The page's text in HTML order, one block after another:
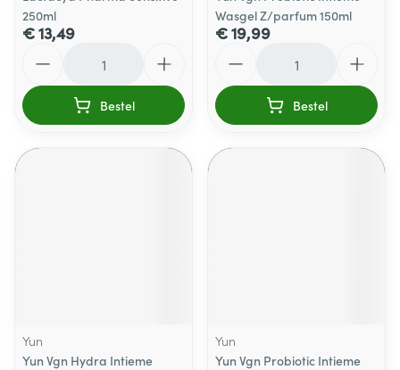
250ml
€ 13,49
Bestel
Wasgel Z/parfum 150ml
€ 19,99
Bestel
Yun
Yun Vgn Hydra Intieme
Yun
Yun Vgn Probiotic Intieme